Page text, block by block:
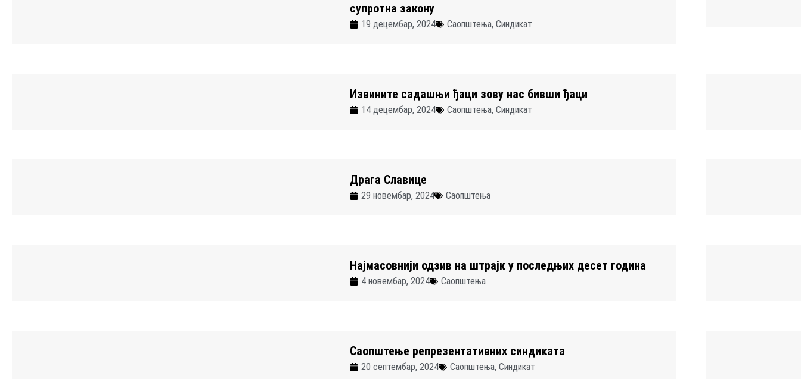
супротна закону
19 децембар, 2024 Саопштења, Синдикат
Извините садашњи ђаци зову нас бивши ђаци
14 децембар, 2024 Саопштења, Синдикат
Драга Славице
29 новембар, 2024 Саопштења
Најмасовнији одзив на штрајк у последњих десет година
4 новембар, 2024 Саопштења
Саопштење репрезентативних синдиката
20 септембар, 2024 Саопштења, Синдикат